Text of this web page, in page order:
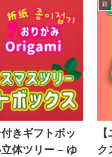
きギフトボッ
体ツリー – ゆ
箱
ク